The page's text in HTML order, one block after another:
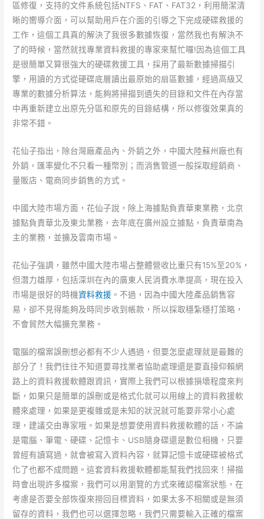
區修復，支持的文件系統包括NTFS、FAT、FAT32，利用簡潔清
晰的嚮導介面，可以幫助用戶在介面的引導之下完成硬碟救援的
工作，這個工具真的解決了我很多數據恢復，當然我也有解決不
了的時候，當然就找專業資料救援的專家來幫忙囉!因為這個工具
是很簡單又算很強大的硬碟救援工具，採用了最新數據掃描引
擎，用讀的方式從硬碟底層讀出最原始的扇區數據，經過高級又
專業的數據分析算法，能夠將掃描到遺失的目錄和文件在內存當
中再重新建立出原先分區和原先的目錄結構，所以修復效果真的
非常不錯。
花仙子指出，除台灣廠產品內、外銷之外，中國大陸蘇州廠也有
外銷，匯率變化不只看一種幣別；而消售管道一般採取經銷商、
量販店、電商同步銷售的方式。
中國大陸市場方面，花仙子說，除上海據點負責華東業務，北京
據點負責華北及東北業務，去年底在廣州設立據點，負責華南為
主的業務，並擴及雲南市場。
花仙子強調，雖然中國大陸市場占整體營收比重只有15%至20%，
但潛力雄厚，包括深圳在內的廣東人民消費水準提高，現在投入
市場是很好的時機資料救援 。不過，因為中國大陸產品銷售容
易，卻不見得能夠及時同步收到帳款，所以採取穩紮穩打策略，
不會貿然大幅擴充業務。
電腦的檔案誤刪想必都有不少人遇過，但要怎麼處理就是最難的
部分了！我們往往不知道要尋找業者協助處理還是要直接仰賴網
路上的資料救援軟體跟資訊，實際上我們可以根據損壞程度來判
斷，如果只是簡單的誤刪或是格式化就可以用線上的資料救援軟
體來處理，如果是更複雜或是未知的狀況就可能要非常小心處
理，建議交由專家哦。如果是想要使用資料救援軟體的話，不論
是電腦、筆電、硬碟、記憶卡、USB隨身碟還是數位相機，只要
曾經有讀寫過，就會被寫入資料內容，就算記憶卡或硬碟被格式
化了也都不成問題。這套資料救援軟體都能幫我們找回來！掃描
時會出現許多檔案，我們可以用瀏覽的方式來確認檔案狀態，在
考慮是否要全部恢復來撈回目標資料，如果太多不相關或是無須
留存的資料，我們也可以選擇忽略，我們只需要輸入正確的檔案